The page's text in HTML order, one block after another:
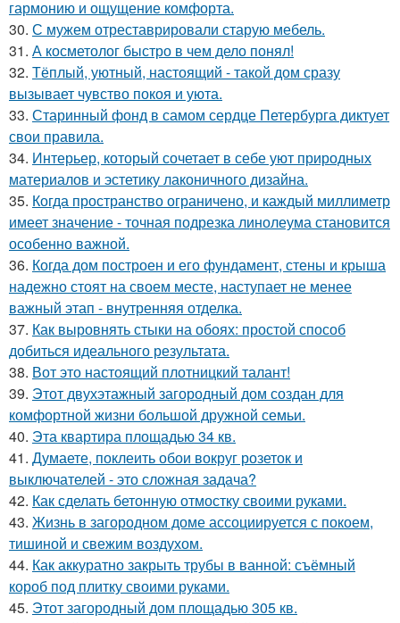
гармонию и ощущение комфорта.
30. С мужем отреставрировали старую мебель.
31. А косметолог быстро в чем дело понял!
32. Тёплый, уютный, настоящий - такой дом сразу
вызывает чувство покоя и уюта.
33. Старинный фонд в самом сердце Петербурга диктует
свои правила.
34. Интерьер, который сочетает в себе уют природных
материалов и эстетику лаконичного дизайна.
35. Когда пространство ограничено, и каждый миллиметр
имеет значение - точная подрезка линолеума становится
особенно важной.
36. Когда дом построен и его фундамент, стены и крыша
надежно стоят на своем месте, наступает не менее
важный этап - внутренняя отделка.
37. Как выровнять стыки на обоях: простой способ
добиться идеального результата.
38. Вот это настоящий плотницкий талант!
39. Этот двухэтажный загородный дом создан для
комфортной жизни большой дружной семьи.
40. Эта квартира площадью 34 кв.
41. Думаете, поклеить обои вокруг розеток и
выключателей - это сложная задача?
42. Как сделать бетонную отмостку своими руками.
43. Жизнь в загородном доме ассоциируется с покоем,
тишиной и свежим воздухом.
44. Как аккуратно закрыть трубы в ванной: съёмный
короб под плитку своими руками.
45. Этот загородный дом площадью 305 кв.